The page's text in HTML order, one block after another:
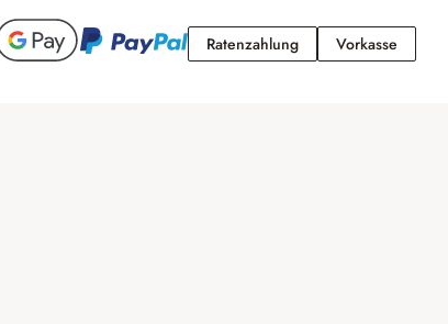
RatenzahlungRatenzahlung
VorkasseVorkasse